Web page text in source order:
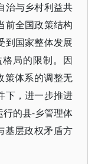
治与乡村利益共
前全国政策结构
到国家整体发展
局的限制。因
策体系的调整无
下，进一步推进
的县-乡管理体
基层政权矛盾方